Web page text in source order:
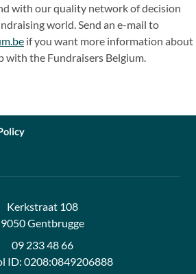
with our quality network of decision
world. Send an e-mail to
if you want more information about
with the Fundraisers Belgium.
Contact:
Address:
Kerkstraat 108
9050 Gentbrugge
09 233 48 66
ID: 0208:0849206888